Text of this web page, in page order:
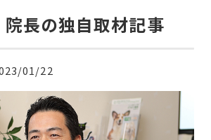
長の独自取材記事
01/22